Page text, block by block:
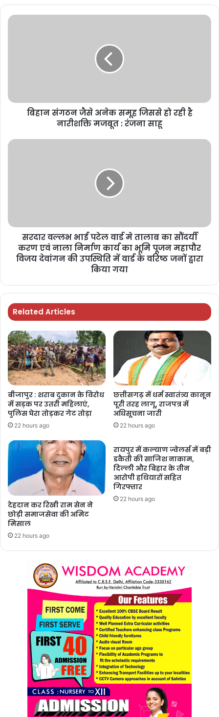
बिहान संगठन जैसे अनेक समूह जिससे हो रही है
नारीशक्ति मजबूत : रंजना साहू
सरदार वल्लभ भाई पटेल वार्ड मे तालाब का सौंदर्यी
करण एवं नाला निर्माण कार्य का भूमि पूजन महापौर
विजय देवांगन की उपस्थिति में वार्ड के वरिष्ठ जनों द्वारा
किया गया
Related Articles
बीजापुर : शराब दुकान के विरोध
में सड़क पर उतरी महिलाएं,
पुलिस घेरा तोड़कर गेट तोड़ा
22 hours ago
छत्तीसगढ़ में धर्म स्वातंत्र्य कानून
पूरी तरह लागू, राजपत्र में
अधिसूचना जारी
22 hours ago
देहदान कर रिखी राम सेन ने
छोड़ी समाजसेवा की अमिट
मिसाल
22 hours ago
रायपुर में कल्याण ज्वेलर्स में बड़ी
डकैती की साजिश नाकाम,
दिल्ली और बिहार के तीन
आरोपी हथियारों सहित
गिरफ्तार
22 hours ago